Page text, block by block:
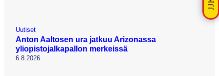
Uutiset
Anton Aaltosen ura jatkuu Arizonassa
yliopistojalkapallon merkeissä
6.8.2026